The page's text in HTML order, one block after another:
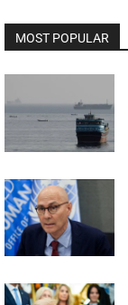
MOST POPULAR